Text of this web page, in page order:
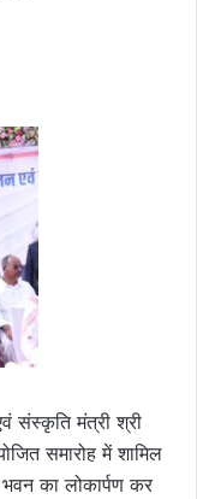
संस्कृति मंत्री श्री
समारोह में शामिल
का लोकार्पण कर